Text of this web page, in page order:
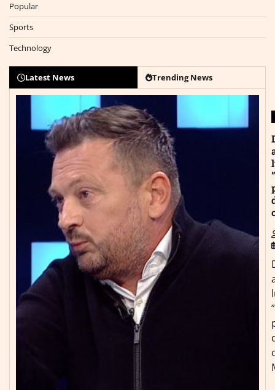
Popular
Sports
Technology
Latest News Trending News